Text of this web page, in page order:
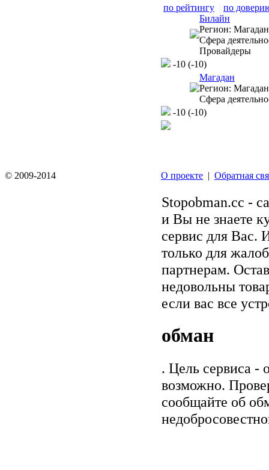
по рейтингу | по
Билайн
Регион:
Сфера
Провайдеры
-10 (-10)
Магадан
Регион:
Сфера
-10 (-10)
© 2009-2014 О проекте | Обратная
Stopobman.cc -
и Вы не знаете
сервис для Вас.
только для
партнерам.
недовольны
если вас все
обман
. Цель сервиса -
возможно.
сообщайте об